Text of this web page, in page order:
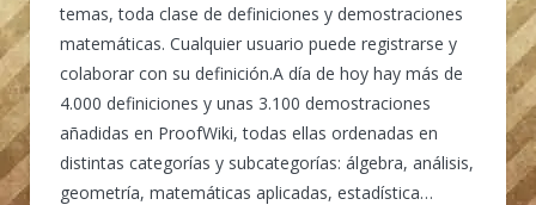
temas, toda clase de definiciones y demostraciones
matemáticas. Cualquier usuario puede registrarse y
colaborar con su definición.A día de hoy hay más de
4.000 definiciones y unas 3.100 demostraciones
añadidas en ProofWiki, todas ellas ordenadas en
distintas categorías y subcategorías: álgebra, análisis,
geometría, matemáticas aplicadas, estadística…